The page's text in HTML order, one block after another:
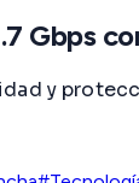
Gbps
y